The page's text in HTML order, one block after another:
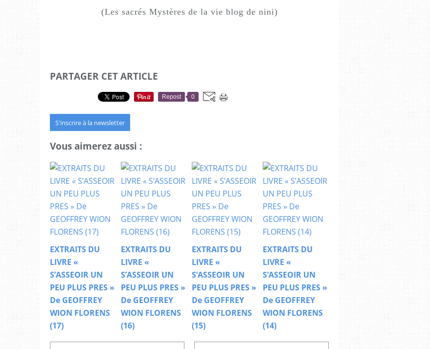
(Les sacrés Mystères de la vie blog de nini)
PARTAGER CET ARTICLE
Repost 0
S'inscrire à la newsletter
Vous aimerez aussi :
EXTRAITS DU
LIVRE «
S’ASSEOIR UN
PEU PLUS PRES »
De GEOFFREY
WION FLORENS
(17)
EXTRAITS DU
LIVRE «
S’ASSEOIR UN
PEU PLUS PRES »
De GEOFFREY
WION FLORENS
(16)
EXTRAITS DU
LIVRE «
S’ASSEOIR UN
PEU PLUS PRES »
De GEOFFREY
WION FLORENS
(15)
EXTRAITS DU
LIVRE «
S’ASSEOIR UN
PEU PLUS PRES »
De GEOFFREY
WION FLORENS
(14)